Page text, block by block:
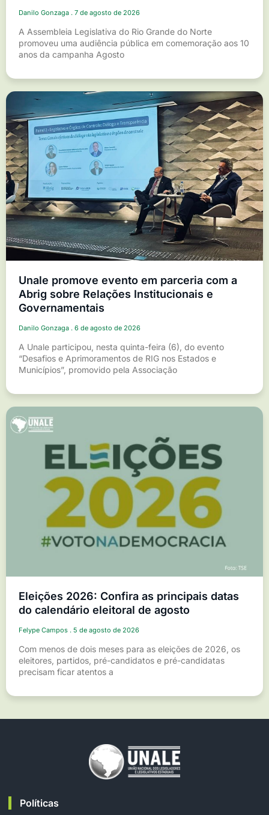
Danilo Gonzaga 7 de agosto de 2026
A Assembleia Legislativa do Rio Grande do Norte
promoveu uma audiência pública em comemoração aos 10
anos da campanha Agosto
Unale promove evento em parceria com a
Abrig sobre Relações Institucionais e
Governamentais
Danilo Gonzaga 6 de agosto de 2026
A Unale participou, nesta quinta-feira (6), do evento
“Desafios e Aprimoramentos de RIG nos Estados e
Municípios”, promovido pela Associação
Eleições 2026: Confira as principais datas
do calendário eleitoral de agosto
Felype Campos 5 de agosto de 2026
Com menos de dois meses para as eleições de 2026, os
eleitores, partidos, pré-candidatos e pré-candidatas
precisam ficar atentos a
Políticas